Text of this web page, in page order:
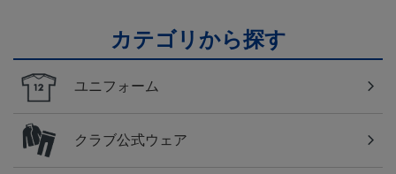
カテゴリから探す
ユニフォーム
クラブ公式ウェア